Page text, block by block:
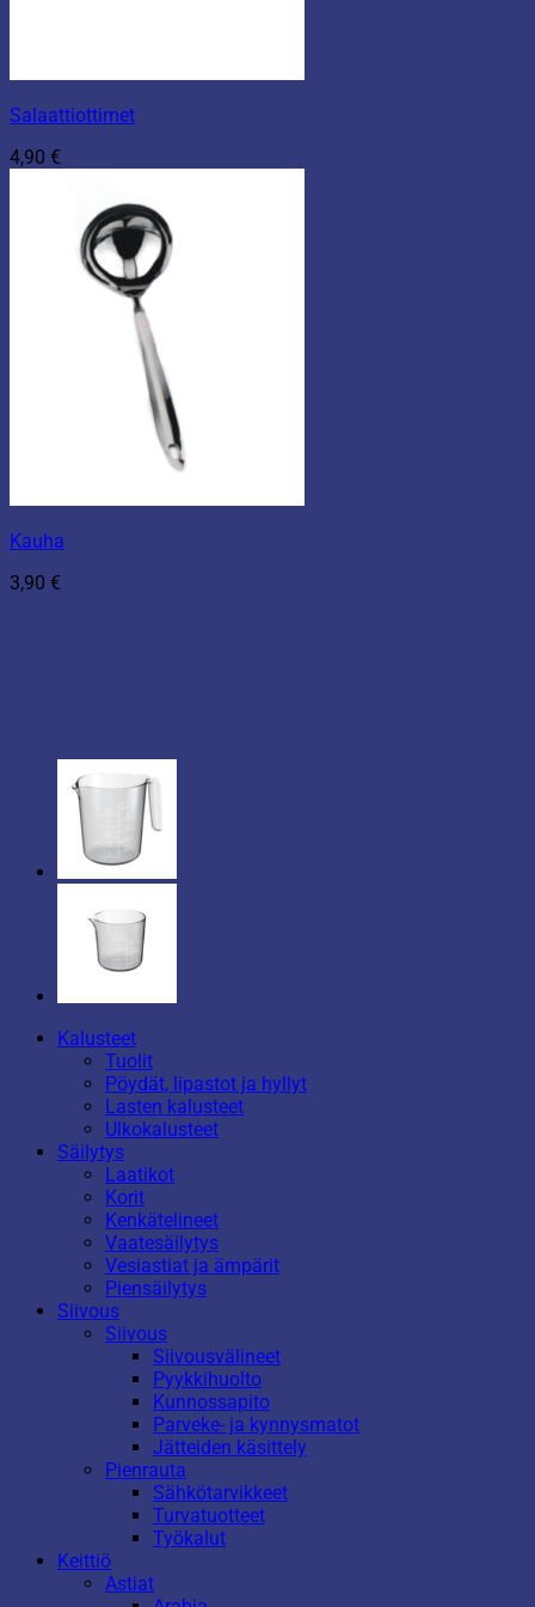
Salaattiottimet
4,90 €
Kauha
3,90 €
Kalusteet
Tuolit
Pöydät, lipastot ja hyllyt
Lasten kalusteet
Ulkokalusteet
Säilytys
Laatikot
Korit
Kenkätelineet
Vaatesäilytys
Vesiastiat ja ämpärit
Piensäilytys
Siivous
Siivous
Siivousvälineet
Pyykkihuolto
Kunnossapito
Parveke- ja kynnysmatot
Jätteiden käsittely
Pienrauta
Sähkötarvikkeet
Turvatuotteet
Työkalut
Keittiö
Astiat